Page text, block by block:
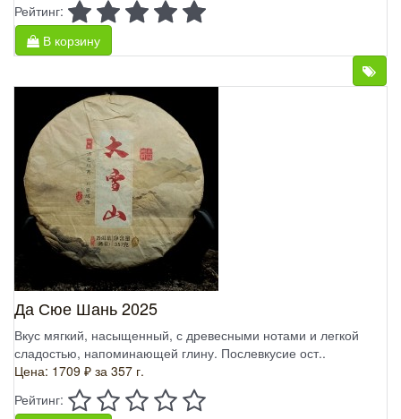
Рейтинг:
В корзину
Да Сюе Шань 2025
Вкус мягкий, насыщенный, с древесными нотами и легкой
сладостью, напоминающей глину. Послевкусие ост..
Цена: 1709 ₽ за 357 г.
Рейтинг: